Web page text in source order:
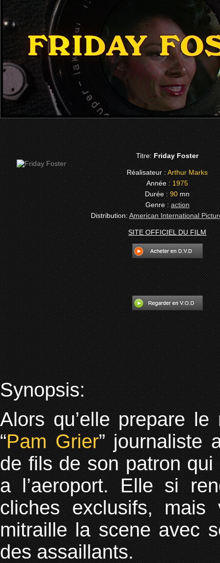
Titre:Friday Foster
Réalisateur :Arthur Marks
Année :1975
Durée :90mn
Genre :action
Distribution:American International
SITE OFFICIEL DU FILM
Synopsis:
Alors qu’elle prepare
“Pam Grier” journaliste
de fils de son patron
a l’aeroport. Elle si
cliches exclusifs,
mitraille la scene avec
des assaillants.